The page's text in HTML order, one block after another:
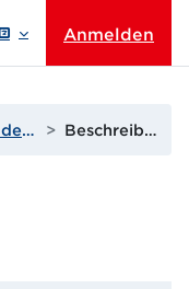
Anmelden
Beratungs- und Serviceangebote der THGA Beschreibung